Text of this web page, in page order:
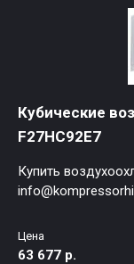
Кубические
F27HC92E7
Купить
Цена
63 677 р.